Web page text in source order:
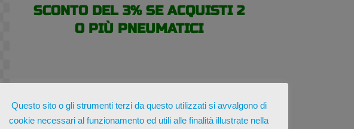
SCONTO DEL 3% SE ACQUISTI 2
O PIÙ PNEUMATICI
Questo sito o gli strumenti terzi da questo utilizzati si avvalgono di
cookie necessari al funzionamento ed utili alle finalità illustrate nella